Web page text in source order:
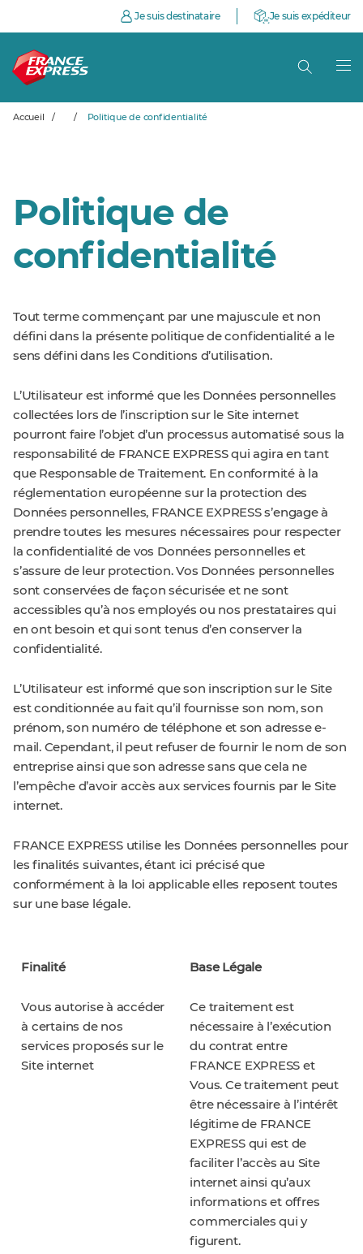
Je suis destinataire Je suis expéditeur
Accueil / / Politique de confidentialité
Politique de
confidentialité
Tout terme commençant par une majuscule et non
défini dans la présente politique de confidentialité a le
sens défini dans les Conditions d’utilisation.
L’Utilisateur est informé que les Données personnelles
collectées lors de l’inscription sur le Site internet
pourront faire l’objet d’un processus automatisé sous la
responsabilité de FRANCE EXPRESS qui agira en tant
que Responsable de Traitement. En conformité à la
réglementation européenne sur la protection des
Données personnelles, FRANCE EXPRESS s’engage à
prendre toutes les mesures nécessaires pour respecter
la confidentialité de vos Données personnelles et
s’assure de leur protection. Vos Données personnelles
sont conservées de façon sécurisée et ne sont
accessibles qu’à nos employés ou nos prestataires qui
en ont besoin et qui sont tenus d’en conserver la
confidentialité.
L’Utilisateur est informé que son inscription sur le Site
est conditionnée au fait qu’il fournisse son nom, son
prénom, son numéro de téléphone et son adresse e-
mail. Cependant, il peut refuser de fournir le nom de son
entreprise ainsi que son adresse sans que cela ne
l’empêche d’avoir accès aux services fournis par le Site
internet.
FRANCE EXPRESS utilise les Données personnelles pour
les finalités suivantes, étant ici précisé que
conformément à la loi applicable elles reposent toutes
sur une base légale.
Finalité
Vous autorise à accéder
à certains de nos
services proposés sur le
Site internet
Base Légale
Ce traitement est
nécessaire à l’exécution
du contrat entre
FRANCE EXPRESS et
Vous. Ce traitement peut
être nécessaire à l’intérêt
légitime de FRANCE
EXPRESS qui est de
faciliter l’accès au Site
internet ainsi qu’aux
informations et offres
commerciales qui y
figurent.